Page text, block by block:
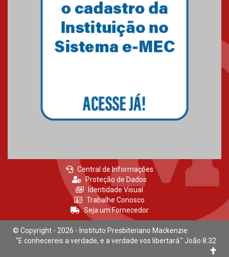
Central de Informações
Proteção de Dados
Identidade Visual
Trabalhe Conosco
Seja um Fornecedor
© Copyright - 2026 - Instituto Presbiteriano Mackenzie
"E conhecereis a verdade, e a verdade vos libertará." João 8:32